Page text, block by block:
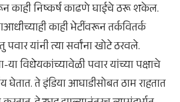
काही निष्कर्ष काढणे घाईचे ठरू शकेल.
काही भेटींवरून तर्कवितर्क
यांनी त्या सर्वांना खोटे ठरवले.
विधेयकांच्यावेळी पवार यांच्या पक्षाचे
घेतात. ते इंडिया आघाडीसोबत ठाम राहतात